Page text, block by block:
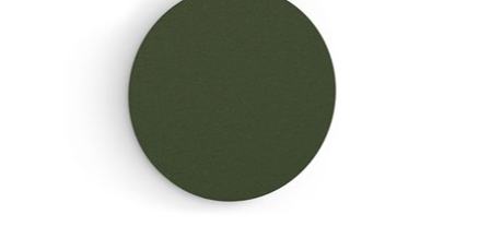
Logga in / Registrera dig
Kontakta Lekolar